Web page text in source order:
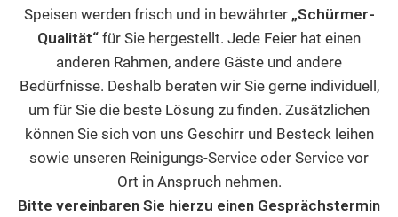
Speisen werden frisch und in bewährter „Schürmer-
Qualität“ für Sie hergestellt. Jede Feier hat einen
anderen Rahmen, andere Gäste und andere
Bedürfnisse. Deshalb beraten wir Sie gerne individuell,
um für Sie die beste Lösung zu finden. Zusätzlichen
können Sie sich von uns Geschirr und Besteck leihen
sowie unseren Reinigungs-Service oder Service vor
Ort in Anspruch nehmen.
Bitte vereinbaren Sie hierzu einen Gesprächstermin